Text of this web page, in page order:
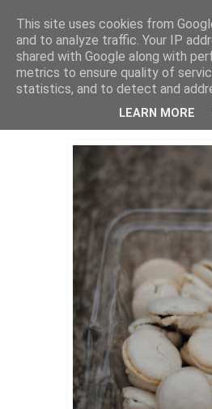
utorak, 27. listopada 2015.
Daring bakers-
This site uses cookies from
and to analyze traffic. Your IP
shared with Google along with
metrics to ensure quality of
statistics, and to detect and
LEARN MORE